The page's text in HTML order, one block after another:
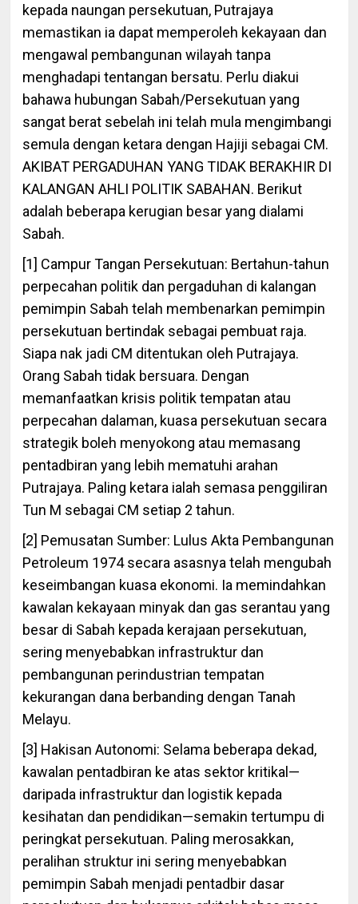
kepada naungan persekutuan, Putrajaya
memastikan ia dapat memperoleh kekayaan dan
mengawal pembangunan wilayah tanpa
menghadapi tentangan bersatu. Perlu diakui
bahawa hubungan Sabah/Persekutuan yang
sangat berat sebelah ini telah mula mengimbangi
semula dengan ketara dengan Hajiji sebagai CM.
AKIBAT PERGADUHAN YANG TIDAK BERAKHIR DI
KALANGAN AHLI POLITIK SABAHAN. Berikut
adalah beberapa kerugian besar yang dialami
Sabah.
[1] Campur Tangan Persekutuan: Bertahun-tahun
perpecahan politik dan pergaduhan di kalangan
pemimpin Sabah telah membenarkan pemimpin
persekutuan bertindak sebagai pembuat raja.
Siapa nak jadi CM ditentukan oleh Putrajaya.
Orang Sabah tidak bersuara. Dengan
memanfaatkan krisis politik tempatan atau
perpecahan dalaman, kuasa persekutuan secara
strategik boleh menyokong atau memasang
pentadbiran yang lebih mematuhi arahan
Putrajaya. Paling ketara ialah semasa penggiliran
Tun M sebagai CM setiap 2 tahun.
[2] Pemusatan Sumber: Lulus Akta Pembangunan
Petroleum 1974 secara asasnya telah mengubah
keseimbangan kuasa ekonomi. Ia memindahkan
kawalan kekayaan minyak dan gas serantau yang
besar di Sabah kepada kerajaan persekutuan,
sering menyebabkan infrastruktur dan
pembangunan perindustrian tempatan
kekurangan dana berbanding dengan Tanah
Melayu.
[3] Hakisan Autonomi: Selama beberapa dekad,
kawalan pentadbiran ke atas sektor kritikal—
daripada infrastruktur dan logistik kepada
kesihatan dan pendidikan—semakin tertumpu di
peringkat persekutuan. Paling merosakkan,
peralihan struktur ini sering menyebabkan
pemimpin Sabah menjadi pentadbir dasar